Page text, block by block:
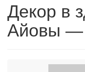
Декор в
Айовы —